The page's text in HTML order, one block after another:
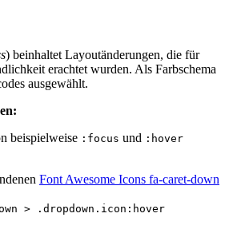
) beinhaltet Layoutänderungen, die für
erachtet wurden. Als Farbschema
ausgewählt.
beispielweise :focus und :hover
Font Awesome Icons fa-caret-down
> .dropdown.icon:hover